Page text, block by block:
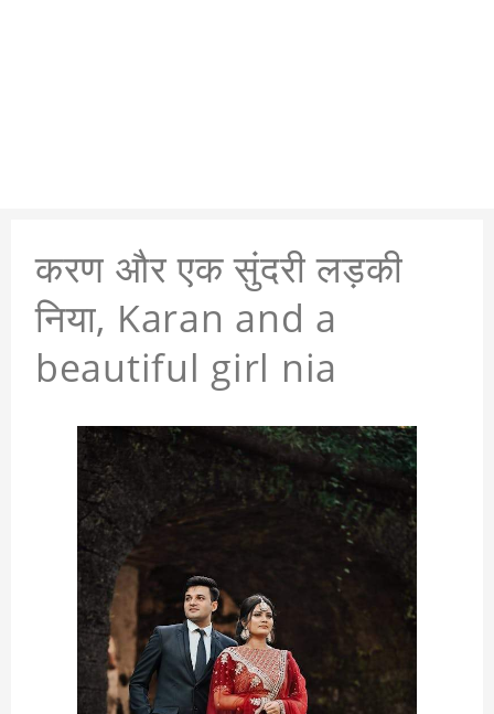
करण और एक सुंदरी लड़की
निया, Karan and a
beautiful girl nia